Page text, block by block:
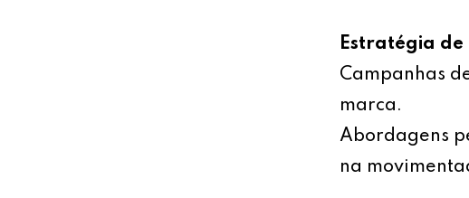
Estratégia
Campanhas
marca.
Abordagens
na